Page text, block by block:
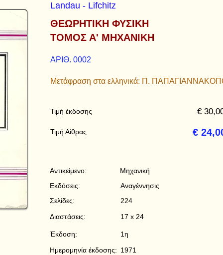
Landau - Lifchitz
ΘΕΩΡΗΤΙΚΗ ΦΥΣΙΚΗ
ΤΟΜΟΣ Α' ΜΗΧΑΝΙΚΗ
ΑΡΙΘ. 0002
Μετάφραση στα ελληνικά: Π.
Τιμή έκδοσης
Τιμή Αίθρας
€
€
Αντικείμενο:
Εκδόσεις:
Σελίδες:
Διαστάσεις:
Έκδοση:
Ημερομηνία έκδοσης:
Μηχανική
Αναγέννησις
224
17 x 24
1η
1971